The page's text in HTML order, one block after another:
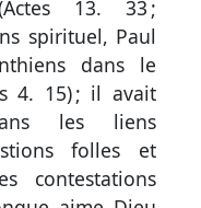
Actes 13. 33 ;
spirituel, Paul
dans le
4. 15) ; il avait
les liens
folles et
contestations